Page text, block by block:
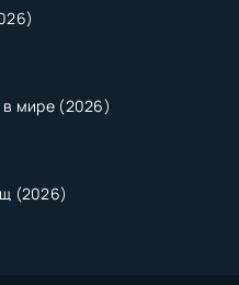
в мире (2026)
(2026)